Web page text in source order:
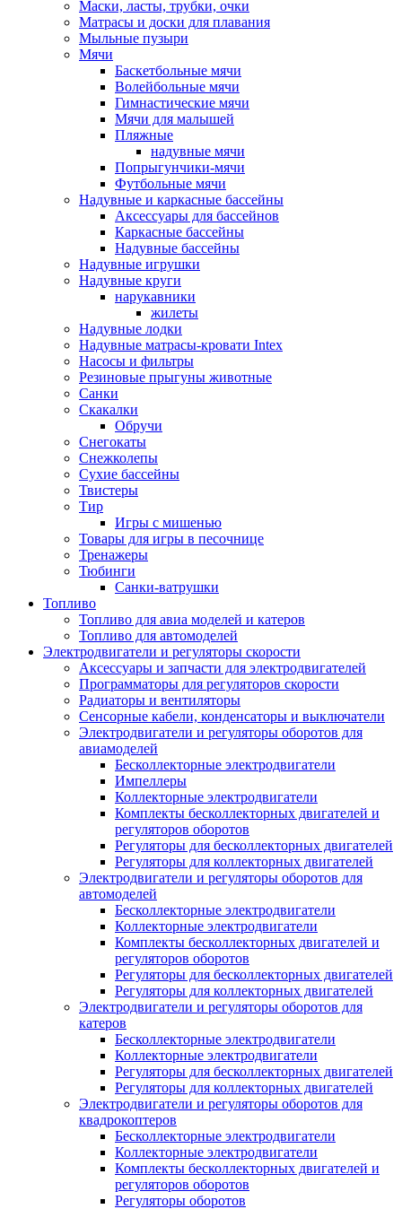
Маски, ласты, трубки, очки
Матрасы и доски для плавания
Мыльные пузыри
Мячи
Баскетбольные мячи
Волейбольные мячи
Гимнастические мячи
Мячи для малышей
Пляжные
надувные мячи
Попрыгунчики-мячи
Футбольные мячи
Надувные и каркасные бассейны
Аксессуары для бассейнов
Каркасные бассейны
Надувные бассейны
Надувные игрушки
Надувные круги
нарукавники
жилеты
Надувные лодки
Надувные матрасы-кровати Intex
Насосы и фильтры
Резиновые прыгуны животные
Санки
Скакалки
Обручи
Снегокаты
Снежколепы
Сухие бассейны
Твистеры
Тир
Игры с мишенью
Товары для игры в песочнице
Тренажеры
Тюбинги
Санки-ватрушки
Топливо
Топливо для авиа моделей и катеров
Топливо для автомоделей
Электродвигатели и регуляторы скорости
Аксессуары и запчасти для электродвигателей
Программаторы для регуляторов скорости
Радиаторы и вентиляторы
Сенсорные кабели, конденсаторы и выключатели
Электродвигатели и регуляторы оборотов для
авиамоделей
Бесколлекторные электродвигатели
Импеллеры
Коллекторные электродвигатели
Комплекты бесколлекторных двигателей и
регуляторов оборотов
Регуляторы для бесколлекторных двигателей
Регуляторы для коллекторных двигателей
Электродвигатели и регуляторы оборотов для
автомоделей
Бесколлекторные электродвигатели
Коллекторные электродвигатели
Комплекты бесколлекторных двигателей и
регуляторов оборотов
Регуляторы для бесколлекторных двигателей
Регуляторы для коллекторных двигателей
Электродвигатели и регуляторы оборотов для
катеров
Бесколлекторные электродвигатели
Коллекторные электродвигатели
Регуляторы для бесколлекторных двигателей
Регуляторы для коллекторных двигателей
Электродвигатели и регуляторы оборотов для
квадрокоптеров
Бесколлекторные электродвигатели
Коллекторные электродвигатели
Комплекты бесколлекторных двигателей и
регуляторов оборотов
Регуляторы оборотов